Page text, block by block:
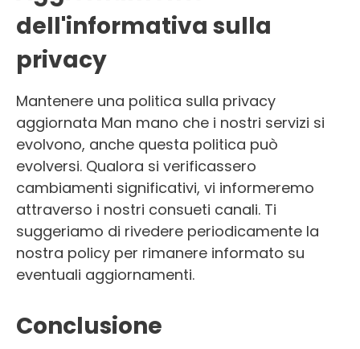
dell'informativa sulla
privacy
Mantenere una politica sulla privacy
aggiornata Man mano che i nostri servizi si
evolvono, anche questa politica può
evolversi. Qualora si verificassero
cambiamenti significativi, vi informeremo
attraverso i nostri consueti canali. Ti
suggeriamo di rivedere periodicamente la
nostra policy per rimanere informato su
eventuali aggiornamenti.
Conclusione